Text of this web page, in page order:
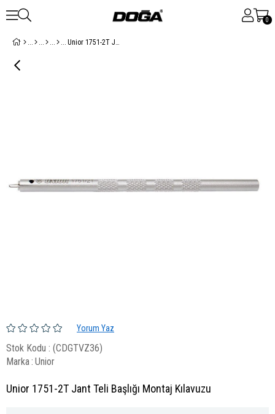
0
Unior 1751-2T Jant Teli Başlığı Montaj Kılavuzu
Yorum Yaz
Stok Kodu
(CDGTVZ36)
Marka: Unior
Unior 1751-2T Jant Teli Başlığı Montaj Kılavuzu